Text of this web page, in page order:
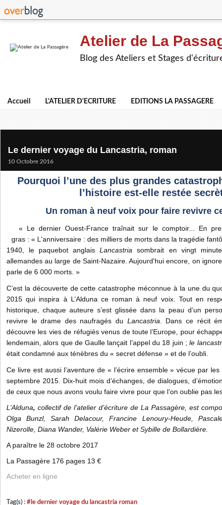
Atelier de La
Blog des Ateliers et Stages
Accueil L'ATELIER D'ECRITURE EDITIONS LA PASSAGERE
Le dernier voyage du Lancastria, roman
10 Octobre 2016
Pourquoi l’une des plus grandes
l’histoire est-elle restée
Un roman à neuf voix pour faire revivre
« Le dernier Ouest-France traînait sur le comptoir... En
gras : « L'anniversaire : des milliers de morts dans la tragédie
1940, le paquebot anglaisLancastria sombrait en vingt
allemandes au large de Saint-Nazaire. Aujourd'hui encore, on
parle de 6 000 morts. »
C’est la découverte de cette catastrophe méconnue à la une du
2015 qui inspira à L’Alduna ce roman à neuf voix. Tout en
historique, chaque auteure s’est glissée dans la peau d’un
revivre le drame des naufragés du Lancastria . Dans ce récit
découvre les vies de réfugiés venus de toute l’Europe, pour
lendemain, alors que de Gaulle lançait l’appel du 18 juin ;le
était condamné aux ténèbres du « secret défense » et de l’oubli.
Ce livre est aussi l’aventurede « l’écrire ensemble » vécue par les
septembre 2015. Dix-huit mois d’échanges, de dialogues,
de ceux que nous avons voulu faire vivre pour que l’on oublie pas
L’Alduna, collectif de l’atelier d’écriture de La Passagère, est
Olga Bunzl, Sarah Delacour, Francine Lenoury-Heude,
Nizerolle, Diana Wander, Valérie Weber et Sybille de Bollardière.
A paraître le 28 octobre 2017
La Passagère 176 pages 13 €
Acheter en ligne
Tag(s) : #le dernier voyage du lancastria roman